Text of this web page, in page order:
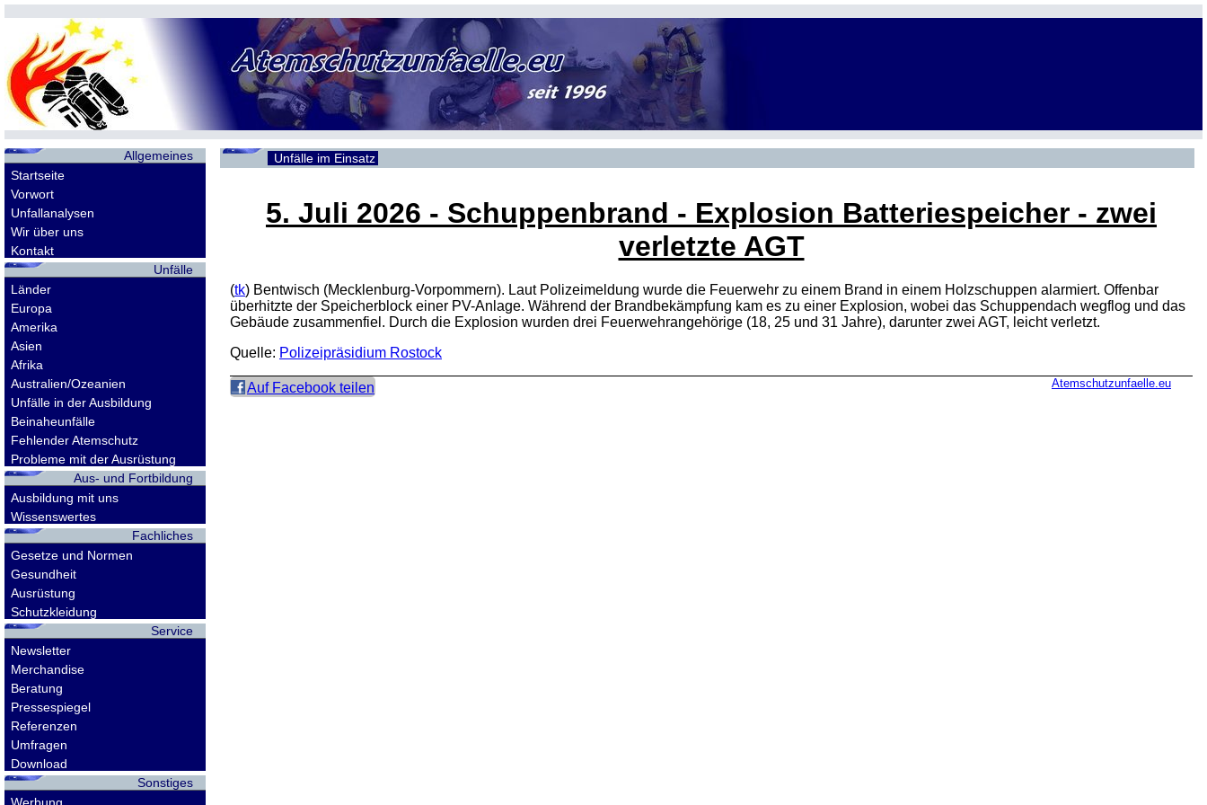
Allgemeines
Startseite
Vorwort
Unfallanalysen
Wir über uns
Kontakt
Unfälle
Länder
Europa
Amerika
Asien
Afrika
Australien/Ozeanien
Unfälle in der Ausbildung
Beinaheunfälle
Fehlender Atemschutz
Probleme mit der Ausrüstung
Aus- und Fortbildung
Ausbildung mit uns
Wissenswertes
Fachliches
Gesetze und Normen
Gesundheit
Ausrüstung
Schutzkleidung
Service
Newsletter
Merchandise
Beratung
Pressespiegel
Referenzen
Umfragen
Download
Sonstiges
Unfälle im Einsatz
5. Juli 2026 - Schuppenbrand - Explosion Batteriespeicher - zwei
verletzte AGT
(tk) Bentwisch (Mecklenburg-Vorpommern). Laut Polizeimeldung wurde die Feuerwehr zu einem Brand in einem Holzschuppen alarmiert. Offenbar
überhitzte der Speicherblock einer PV-Anlage. Während der Brandbekämpfung kam es zu einer Explosion, wobei das Schuppendach wegflog und das
Gebäude zusammenfiel. Durch die Explosion wurden drei Feuerwehrangehörige (18, 25 und 31 Jahre), darunter zwei AGT, leicht verletzt.
Quelle: Polizeipräsidium Rostock
Auf Facebook teilen Atemschutzunfaelle.eu